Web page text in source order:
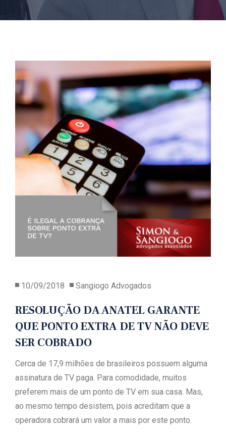
10/09/2018 Sangiogo Advogados
RESOLUÇÃO DA ANATEL GARANTE
QUE PONTO EXTRA DE TV NÃO DEVE
SER COBRADO
Cerca de 17,9 milhões de brasileiros possuem alguma
assinatura de TV paga. Para comodidade, muitos
preferem mais de um ponto de TV em sua casa. Mas,
ao mesmo tempo desistem, pois acreditam que a
operadora cobrará um valor a mais por este ponto.